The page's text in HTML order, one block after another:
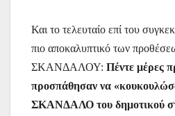
Και το τελευταίο επί του
πιο αποκαλυπτικό των
ΣΚΑΝΔΑΛΟΥ: Πέντε μέρες
προσπάθησαν να
ΣΚΑΝΔΑΛΟ του δημοτικού